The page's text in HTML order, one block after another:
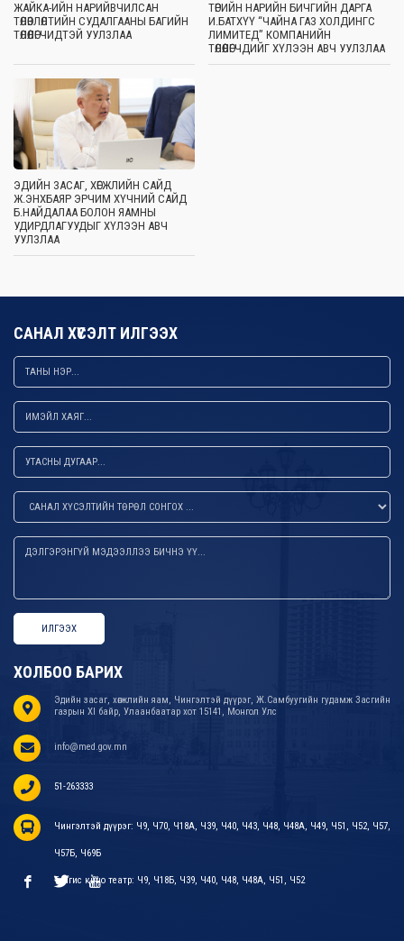
ЖАЙКА-ИЙН НАРИЙВЧИЛСАН
ТӨЛӨВЛӨЛТИЙН СУДАЛГААНЫ БАГИЙН
ТӨЛӨӨЛӨГЧИДТЭЙ УУЛЗЛАА
ТӨРИЙН НАРИЙН БИЧГИЙН ДАРГА
И.БАТХҮҮ “ЧАЙНА ГАЗ ХОЛДИНГС
ЛИМИТЕД” КОМПАНИЙН
ТӨЛӨӨЛӨГЧДИЙГ ХҮЛЭЭН АВЧ УУЛЗЛАА
ЭДИЙН ЗАСАГ, ХӨГЖЛИЙН САЙД
Ж.ЭНХБАЯР ЭРЧИМ ХҮЧНИЙ САЙД
Б.НАЙДАЛАА БОЛОН ЯАМНЫ
УДИРДЛАГУУДЫГ ХҮЛЭЭН АВЧ
УУЛЗЛАА
САНАЛ ХҮСЭЛТ ИЛГЭЭХ
ИЛГЭЭХ
ХОЛБОО БАРИХ
Эдийн засаг, хөгжлийн яам, Чингэлтэй дүүрэг, Ж.Самбуугийн гудамж Засгийн
газрын XI байр, Улаанбаатар хот 15141, Монгол Улс
info@med.gov.mn
51-263333
Чингэлтэй дүүрэг: Ч9, Ч70, Ч18А, Ч39, Ч40, Ч43, Ч48, Ч48А, Ч49, Ч51, Ч52, Ч57,
Ч57Б, Ч69Б
Тэнгис кино театр: Ч9, Ч18Б, Ч39, Ч40, Ч48, Ч48А, Ч51, Ч52